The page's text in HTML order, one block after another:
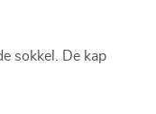
sokkel. De kap